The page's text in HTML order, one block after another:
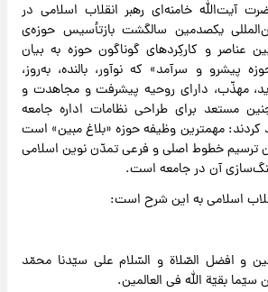
آیت‌‌الله خامنه‌ای رهبر انقلاب اسلامی در
یکصدمین سالگشت بازتأسیس حوزه‌ی
عناصر و کارکِردهای گوناگون حوزه به بیان
پیشرو و سرآمد» که نوآور، بالنده، به‌روز،
مهذّب، دارای روحیه پیشرفت و مجاهدت و
مستعد برای طراحی نظامات اداره جامعه
کردند: مهمترین وظیفه حوزه «بلاغ مبین» است
ترسیم خطوط اصلی و فرعی تمدّن نوین اسلامی
آن در جامعه است.
اسلامی به این شرح است:
و افضل الصّلاة و السّلام علی سیّدنا محمّد
بقیّة الله فی العالمین.